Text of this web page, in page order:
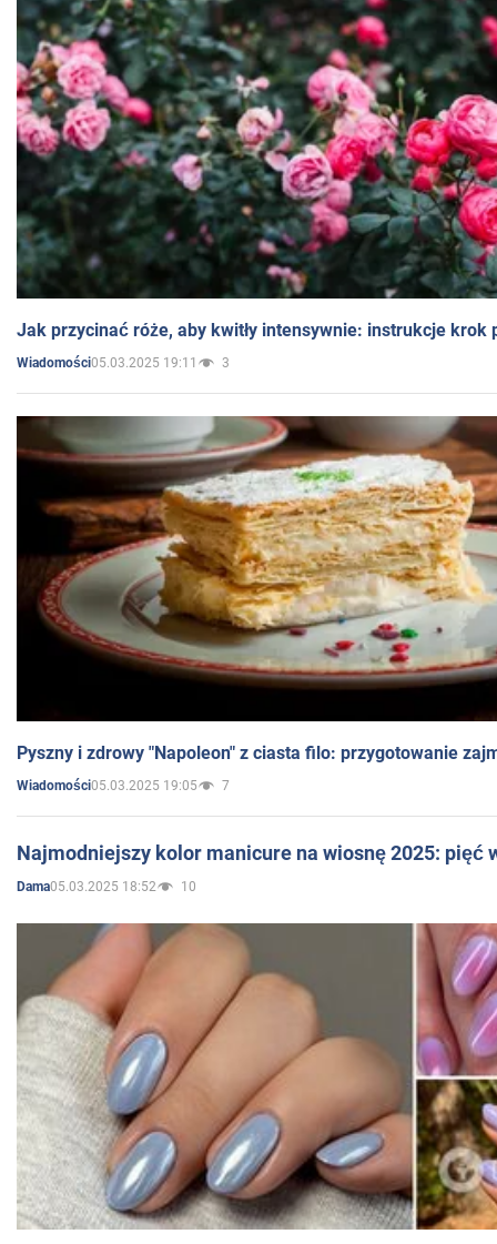
Jak przycinać róże, aby kwitły intensywnie: instrukcje krok
Wiadomości05.03.2025 19:11 3
Pyszny i zdrowy "Napoleon" z ciasta filo: przygotowanie
Wiadomości05.03.2025 19:05 7
Najmodniejszy kolor manicure na wiosnę 2025: pięć
Dama05.03.2025 18:52 10